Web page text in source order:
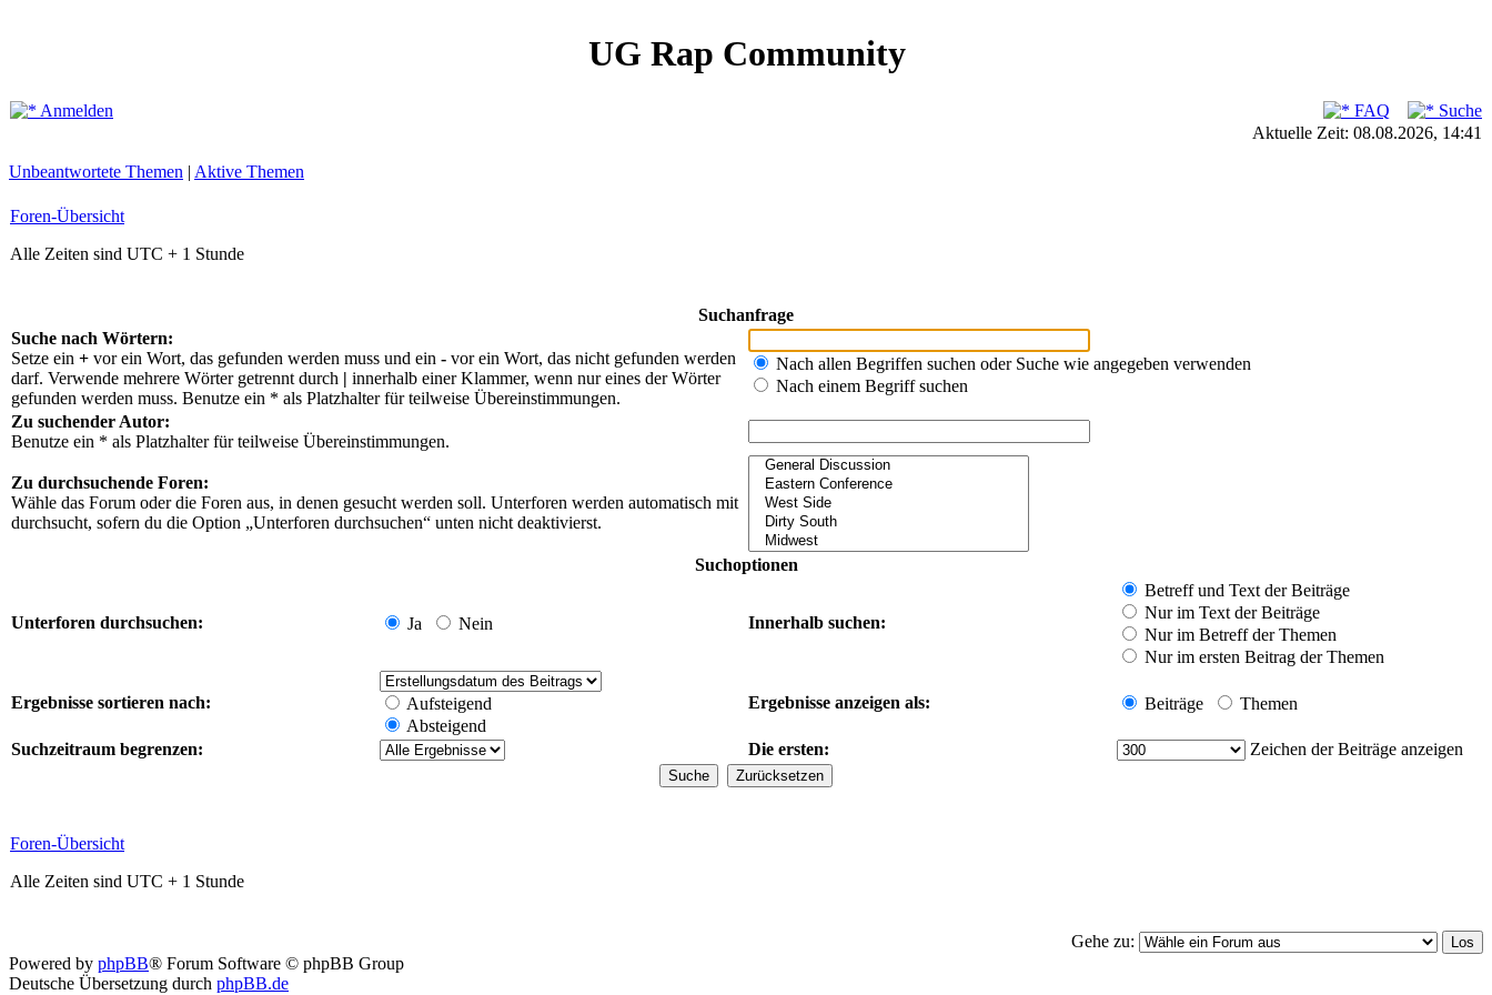
UG Rap Community
Anmelden FAQ
Suche
Aktuelle Zeit: 08.08.2026, 14:41
Unbeantwortete Themen | Aktive Themen
Foren-Übersicht
Alle Zeiten sind UTC + 1 Stunde
Suchanfrage
Suche nach Wörtern:
Setze ein + vor ein Wort, das gefunden werden muss und ein - vor ein Wort, das nicht gefunden werden
darf. Verwende mehrere Wörter getrennt durch | innerhalb einer Klammer, wenn nur eines der Wörter
gefunden werden muss. Benutze ein * als Platzhalter für teilweise Übereinstimmungen.
Nach allen Begriffen suchen oder Suche wie angegeben verwenden
Nach einem Begriff suchen
Zu suchender Autor:
Benutze ein * als Platzhalter für teilweise Übereinstimmungen.
Zu durchsuchende Foren:
Wähle das Forum oder die Foren aus, in denen gesucht werden soll. Unterforen werden automatisch mit
durchsucht, sofern du die Option „Unterforen durchsuchen“ unten nicht deaktivierst.
Suchoptionen
Unterforen durchsuchen: Ja Nein Innerhalb suchen:
Betreff und Text der Beiträge
Nur im Text der Beiträge
Nur im Betreff der Themen
Nur im ersten Beitrag der Themen
Ergebnisse sortieren nach:
Aufsteigend
Absteigend
Ergebnisse anzeigen als: Beiträge Themen
Suchzeitraum begrenzen: Die ersten: Zeichen der Beiträge anzeigen
Foren-Übersicht
Alle Zeiten sind UTC + 1 Stunde
Gehe zu:
Powered by phpBB® Forum Software © phpBB Group
Deutsche Übersetzung durch phpBB.de